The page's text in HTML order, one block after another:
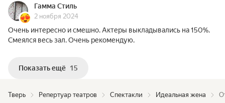
Гамма Стиль
2 ноября 2024
Очень интересно и смешно. Актеры выкладывались на 150%.
Смеялся весь зал. Очень рекомендую.
Показать ещё 15
Тверь Репертуар театров Спектакли Идеальная жена